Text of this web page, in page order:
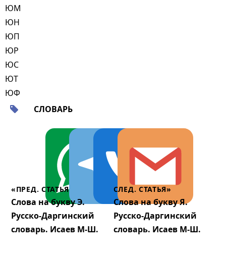
ЮМ
ЮН
ЮП
ЮР
ЮС
ЮТ
ЮФ
СЛОВАРЬ
«ПРЕД. СТАТЬЯ
Слова на букву Э.
Русско-Даргинский
словарь. Исаев М-Ш.
СЛЕД. СТАТЬЯ»
Слова на букву Я.
Русско-Даргинский
словарь. Исаев М-Ш.